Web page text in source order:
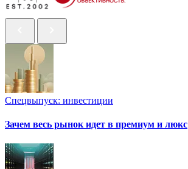
Спецвыпуск: инвестиции
Зачем весь рынок идет в премиум и люкс